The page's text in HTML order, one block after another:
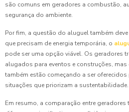
são comuns em geradores a combustão,
segurança do ambiente.
Por fim, a questão do aluguel também
que precisam de energia temporária, o
pode ser uma opção viável. Os geradores
alugados para eventos e construções,
também estão começando a ser
situações que priorizam a sustentabilidade.
Em resumo, a comparação entre